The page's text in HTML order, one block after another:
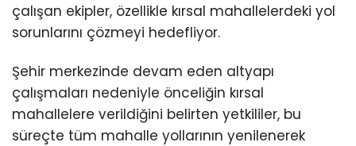
çalışan ekipler, özellikle kırsal mahallelerdeki yol
sorunlarını çözmeyi hedefliyor.
Şehir merkezinde devam eden altyapı
çalışmaları nedeniyle önceliğin kırsal
mahallelere verildiğini belirten yetkililer, bu
süreçte tüm mahalle yollarının yenilenerek